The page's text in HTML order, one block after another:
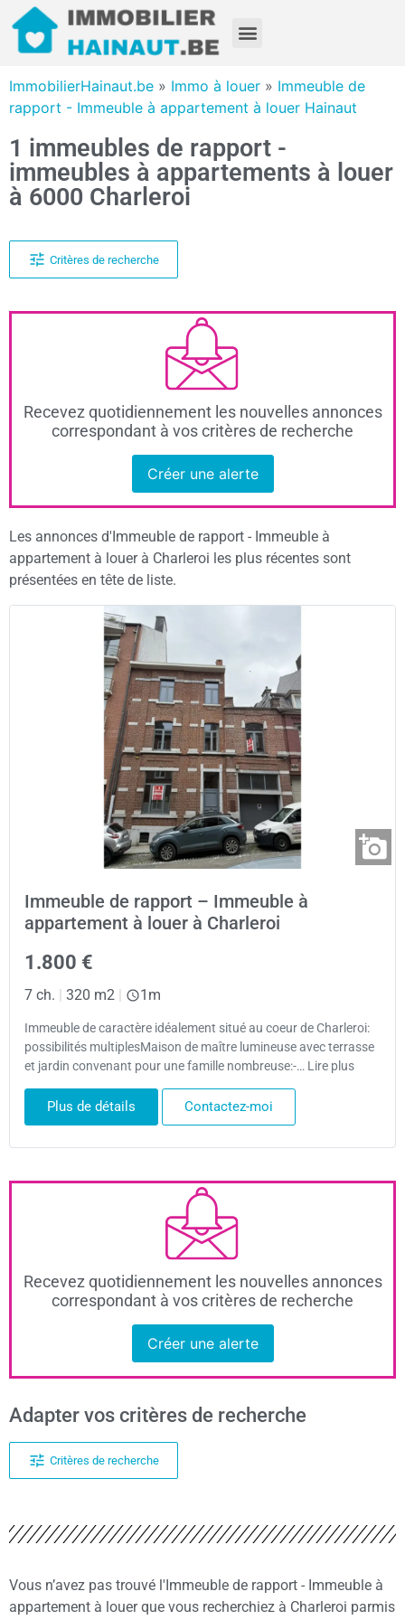
ImmobilierHainaut.be » Immo à louer » Immeuble de
rapport - Immeuble à appartement à louer Hainaut
1 immeubles de rapport -
immeubles à appartements à louer
à 6000 Charleroi
Critères de recherche
Recevez quotidiennement les nouvelles annonces
correspondant à vos critères de recherche
Créer une alerte
Les annonces d'Immeuble de rapport - Immeuble à
appartement à louer à Charleroi les plus récentes sont
présentées en tête de liste.
Immeuble de rapport – Immeuble à
appartement à louer à Charleroi
1.800 €
7 ch. | 320 m2 | 1m
Immeuble de caractère idéalement situé au coeur de Charleroi:
possibilités multiplesMaison de maître lumineuse avec terrasse
et jardin convenant pour une famille nombreuse:-… Lire plus
Plus de détails Contactez-moi
Recevez quotidiennement les nouvelles annonces
correspondant à vos critères de recherche
Créer une alerte
Adapter vos critères de recherche
Critères de recherche
Vous n’avez pas trouvé l'Immeuble de rapport - Immeuble à
appartement à louer que vous recherchiez à Charleroi parmis